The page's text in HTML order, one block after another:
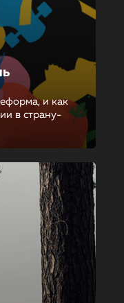
и как
в страну-